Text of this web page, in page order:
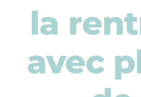
la
avec